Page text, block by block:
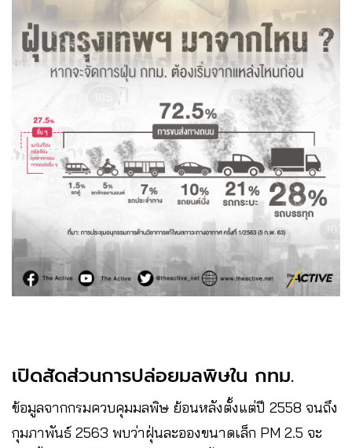
เปิดสัดส่วนการปล่อยมลพิษใน กทม.
ข้อมูลจากกรมควบคุมมลพิษ ย้อนหลังตั้งแต่ปี 2558 จนถึง
กุมภาพันธ์ 2563 พบว่าฝุ่นละอองขนาดเล็ก PM 2.5 จะ